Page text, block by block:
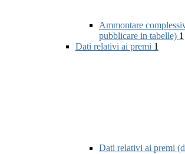
Ammontare
pubblicare in tabelle) 1
Dati relativi ai premi 1
Dati relativi ai premi